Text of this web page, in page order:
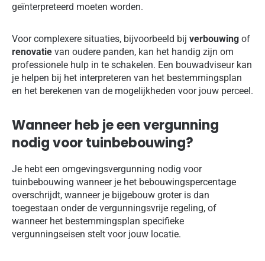
geïnterpreteerd moeten worden.
Voor complexere situaties, bijvoorbeeld bij verbouwing of
renovatie van oudere panden, kan het handig zijn om
professionele hulp in te schakelen. Een bouwadviseur kan
je helpen bij het interpreteren van het bestemmingsplan
en het berekenen van de mogelijkheden voor jouw perceel.
Wanneer heb je een vergunning
nodig voor tuinbebouwing?
Je hebt een omgevingsvergunning nodig voor
tuinbebouwing wanneer je het bebouwingspercentage
overschrijdt, wanneer je bijgebouw groter is dan
toegestaan onder de vergunningsvrije regeling, of
wanneer het bestemmingsplan specifieke
vergunningseisen stelt voor jouw locatie.